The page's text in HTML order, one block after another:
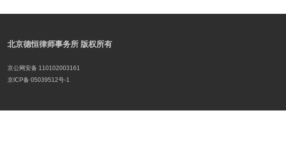
北京德恒律师事务所 版权所有
京公网安备 110102003161
京ICP备 05039512号-1